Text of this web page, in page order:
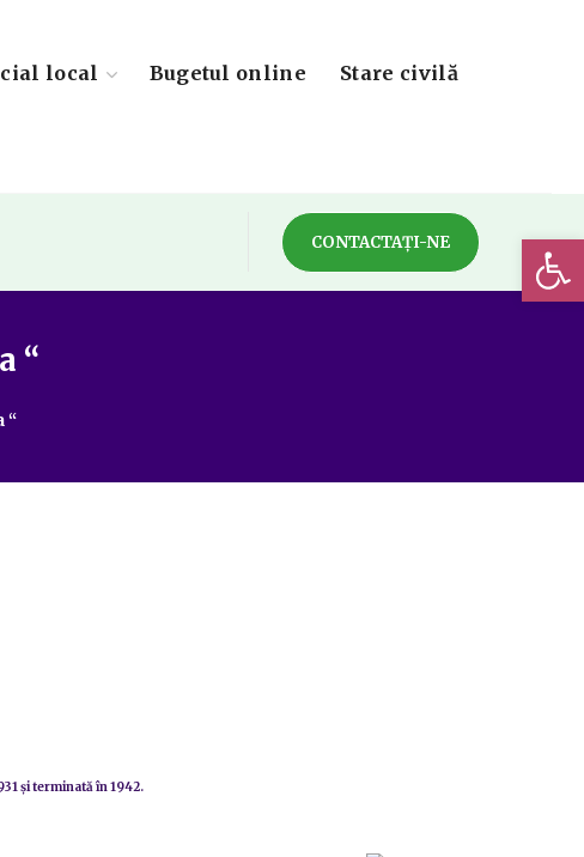
local Bugetul online Stare civilă
CONTACTAȚI-NE
“
“
şi terminată în 1942.